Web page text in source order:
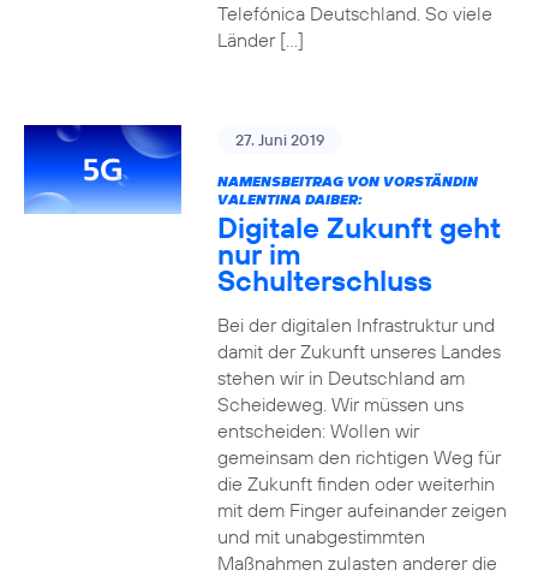
Telefónica Deutschland. So viele
Länder […]
27. Juni 2019
NAMENSBEITRAG VON VORSTÄNDIN
VALENTINA DAIBER:
Digitale Zukunft geht
nur im
Schulterschluss
Bei der digitalen Infrastruktur und
damit der Zukunft unseres Landes
stehen wir in Deutschland am
Scheideweg. Wir müssen uns
entscheiden: Wollen wir
gemeinsam den richtigen Weg für
die Zukunft finden oder weiterhin
mit dem Finger aufeinander zeigen
und mit unabgestimmten
Maßnahmen zulasten anderer die